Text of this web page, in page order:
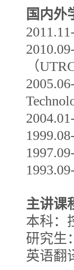
国内外
（
主讲课
本科：
研究生
英语翻